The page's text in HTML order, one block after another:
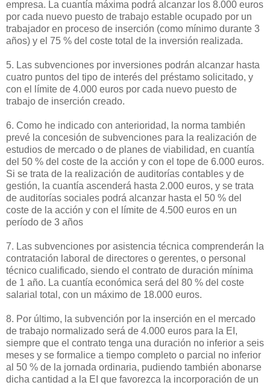
empresa. La cuantía máxima podrá alcanzar los 8.000 euros
por cada nuevo puesto de trabajo estable ocupado por un
trabajador en proceso de inserción (como mínimo durante 3
años) y el 75 % del coste total de la inversión realizada.
5. Las subvenciones por inversiones podrán alcanzar hasta
cuatro puntos del tipo de interés del préstamo solicitado, y
con el límite de 4.000 euros por cada nuevo puesto de
trabajo de inserción creado.
6. Como he indicado con anterioridad, la norma también
prevé la concesión de subvenciones para la realización de
estudios de mercado o de planes de viabilidad, en cuantía
del 50 % del coste de la acción y con el tope de 6.000 euros.
Si se trata de la realización de auditorías contables y de
gestión, la cuantía ascenderá hasta 2.000 euros, y se trata
de auditorías sociales podrá alcanzar hasta el 50 % del
coste de la acción y con el límite de 4.500 euros en un
período de 3 años
7. Las subvenciones por asistencia técnica comprenderán la
contratación laboral de directores o gerentes, o personal
técnico cualificado, siendo el contrato de duración mínima
de 1 año. La cuantía económica será del 80 % del coste
salarial total, con un máximo de 18.000 euros.
8. Por último, la subvención por la inserción en el mercado
de trabajo normalizado será de 4.000 euros para la EI,
siempre que el contrato tenga una duración no inferior a seis
meses y se formalice a tiempo completo o parcial no inferior
al 50 % de la jornada ordinaria, pudiendo también abonarse
dicha cantidad a la EI que favorezca la incorporación de un